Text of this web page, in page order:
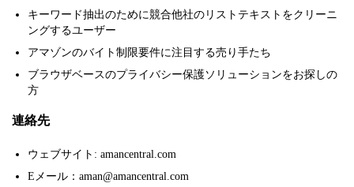
キーワード抽出のために競合他社のリストテキストをクリーニ
ングするユーザー
アマゾンのバイト制限要件に注目する売り手たち
ブラウザベースのプライバシー保護ソリューションをお探しの
方
連絡先
ウェブサイト: amancentral.com
Eメール：aman@amancentral.com